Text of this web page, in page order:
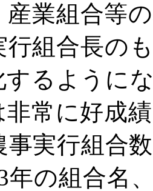
産業組合等
行組合長の
するように
非常に好成
事実行組合
年の組合名